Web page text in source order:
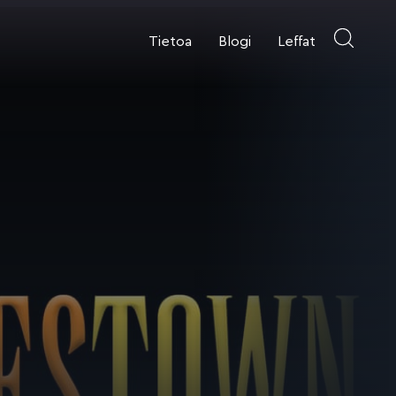
Tietoa Blogi Leffat